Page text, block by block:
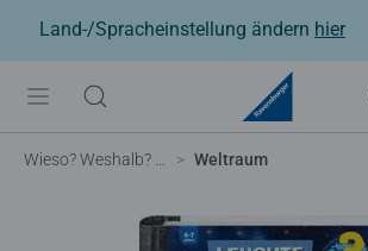
Land-/Spracheinstellung ändern hier
Wieso? Weshalb? Warum? Weltraum